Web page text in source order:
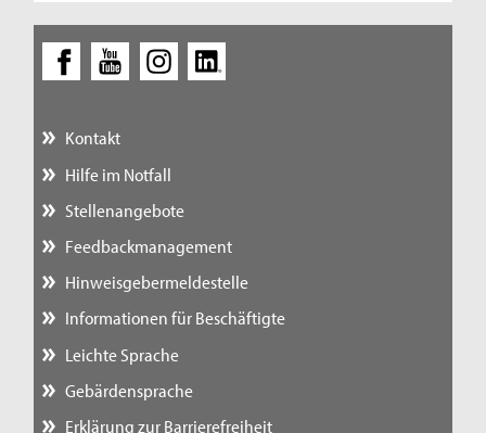
Kontakt
Hilfe im Notfall
Stellenangebote
Feedbackmanagement
Hinweisgebermeldestelle
Informationen für Beschäftigte
Leichte Sprache
Gebärdensprache
Erklärung zur Barrierefreiheit